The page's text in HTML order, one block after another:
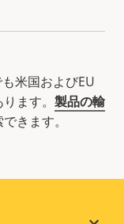
米国およびEU
ます。 製品の輸
きます。